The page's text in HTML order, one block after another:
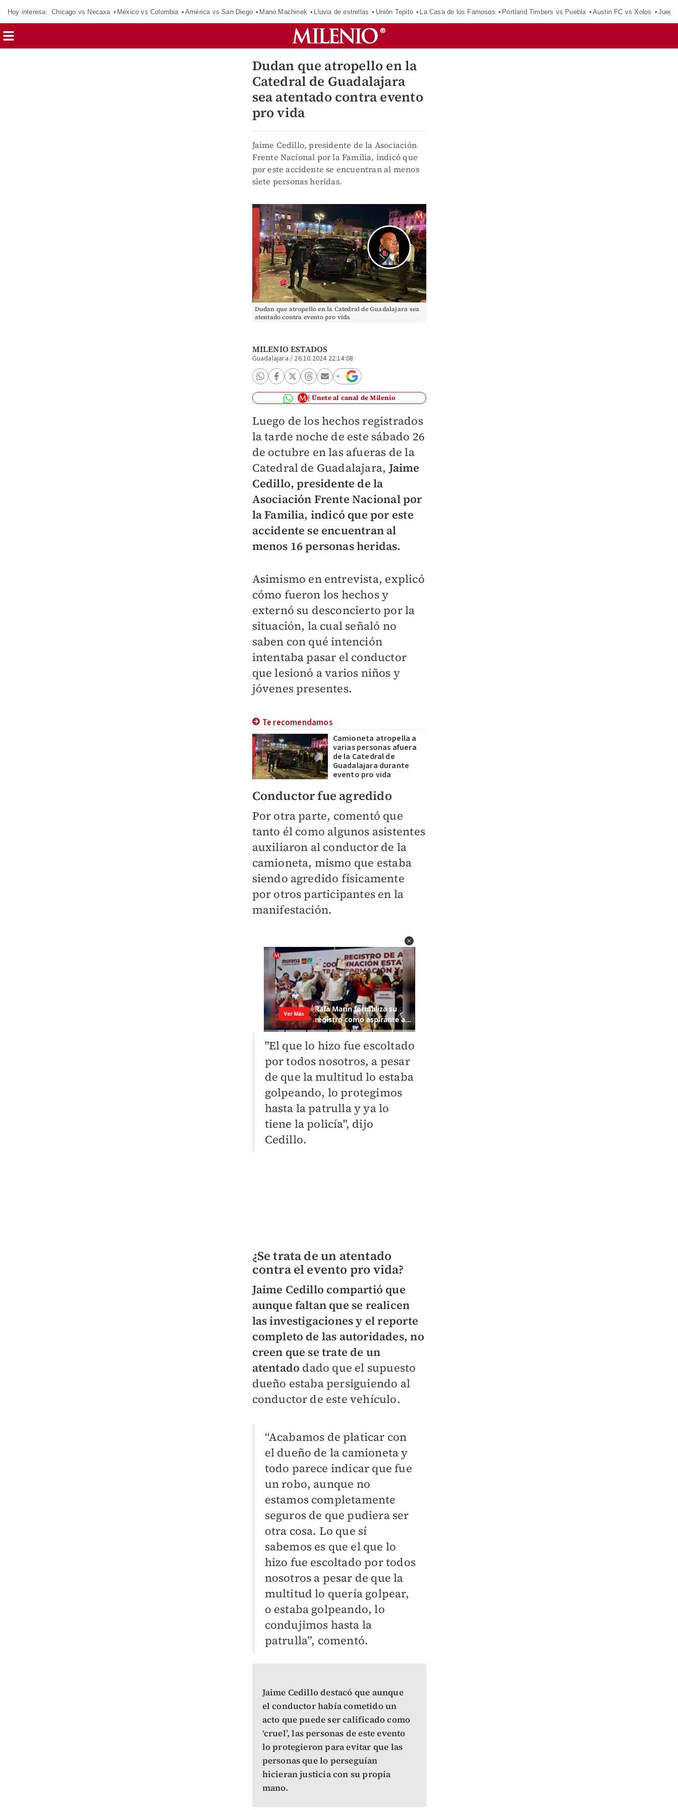
Hoy interesa: Chicago vs Necaxa México vs Colombia América vs San Diego Mano Machinek Lluvia de estrellas Unión Tepito La Casa de los Famosos Portland Timbers vs Puebla Austin FC vs Xolos
Dudan que atropello en la
Catedral de Guadalajara
sea atentado contra evento
pro vida
Jaime Cedillo, presidente de la Asociación
Frente Nacional por la Familia, indicó que
por este accidente se encuentran al menos
siete personas heridas.
Dudan que atropello en la Catedral de Guadalajara sea
atentado contra evento pro vida
MILENIO ESTADOS
Guadalajara / 26.10.2024 22:14:08
Únete al canal de Milenio
Luego de los hechos registrados
la tarde noche de este sábado 26
de octubre en las afueras de la
Catedral de Guadalajara, Jaime
Cedillo, presidente de la
Asociación Frente Nacional por
la Familia, indicó que por este
accidente se encuentran al
menos 16 personas heridas.
Asimismo en entrevista, explicó
cómo fueron los hechos y
externó su desconcierto por la
situación, la cual señaló no
saben con qué intención
intentaba pasar el conductor
que lesionó a varios niños y
jóvenes presentes.
Te recomendamos
Camioneta atropella a
varias personas afuera
de la Catedral de
Guadalajara durante
evento pro vida
Conductor fue agredido
Por otra parte, comentó que
tanto él como algunos asistentes
auxiliaron al conductor de la
camioneta, mismo que estaba
siendo agredido físicamente
por otros participantes en la
manifestación.
"El que lo hizo fue escoltado
por todos nosotros, a pesar
de que la multitud lo estaba
golpeando, lo protegimos
hasta la patrulla y ya lo
tiene la policía", dijo
Cedillo.
¿Se trata de un atentado
contra el evento pro vida?
Jaime Cedillo compartió que
aunque faltan que se realicen
las investigaciones y el reporte
completo de las autoridades, no
creen que se trate de un
atentado dado que el supuesto
dueño estaba persiguiendo al
conductor de este vehículo.
“Acabamos de platicar con
el dueño de la camioneta y
todo parece indicar que fue
un robo, aunque no
estamos completamente
seguros de que pudiera ser
otra cosa. Lo que sí
sabemos es que el que lo
hizo fue escoltado por todos
nosotros a pesar de que la
multitud lo quería golpear,
o estaba golpeando, lo
condujimos hasta la
patrulla”, comentó.
Jaime Cedillo destacó que aunque
el conductor había cometido un
acto que puede ser calificado como
‘cruel’, las personas de este evento
lo protegieron para evitar que las
personas que lo perseguían
hicieran justicia con su propia
mano.